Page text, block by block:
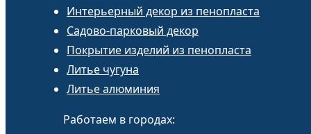
Интерьерный декор из пенопласта
Садово-парковый декор
Покрытие изделий из пенопласта
Литье чугуна
Литье алюминия
Работаем в городах: